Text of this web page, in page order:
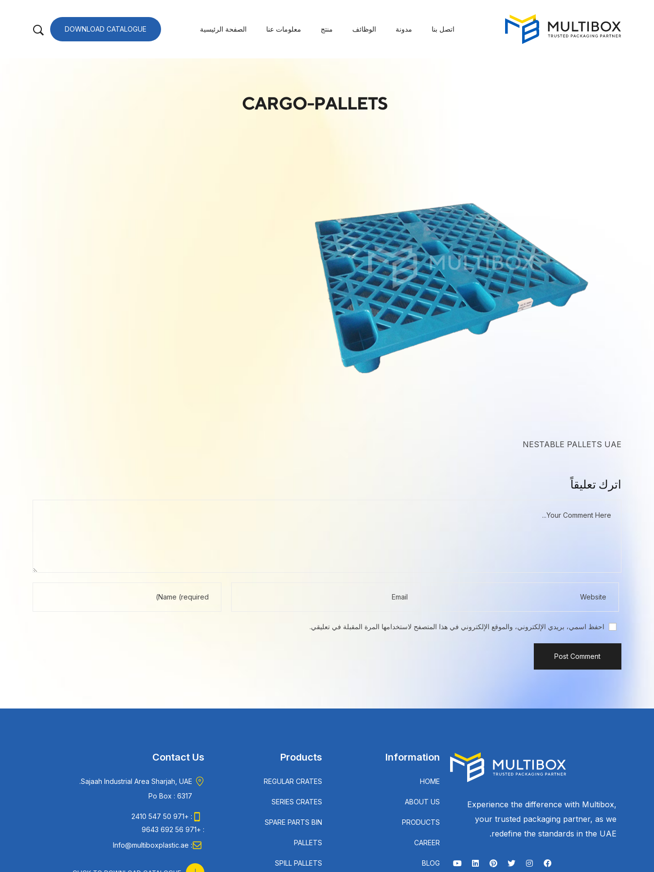
الصفحة الرئيسية معلومات عنا منتج الوظائف مدونة اتصل بنا DOWNLOAD CATALOGUE
CARGO-PALLETS
NESTABLE PALLETS UAE
اترك تعليقاً
احفظ اسمي، بريدي الإلكتروني، والموقع الإلكتروني في هذا المتصفح لاستخدامها المرة المقبلة في تعليقي.
Experience the difference with Multibox,
your trusted packaging partner, as we
redefine the standards in the UAE.
Information
HOME
ABOUT US
PRODUCTS
CAREER
BLOG
Products
REGULAR CRATES
SERIES CRATES
SPARE PARTS BIN
PALLETS
SPILL PALLETS
Contact Us
Sajaah Industrial Area Sharjah, UAE.
Po Box : 6317
: +971 50 547 2410
: +971 56 692 9643
: Info@multiboxplastic.ae